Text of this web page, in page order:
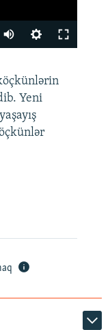
480p
360p
480p
720p
Yeni